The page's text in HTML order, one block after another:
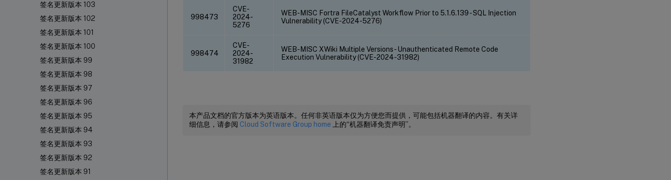
签名更新版本 103
签名更新版本 102
签名更新版本 101
签名更新版本 100
签名更新版本 99
签名更新版本 98
签名更新版本 97
签名更新版本 96
签名更新版本 95
签名更新版本 94
签名更新版本 93
签名更新版本 92
签名更新版本 91
998473
CVE-
2024-
5276
WEB-MISC Fortra FileCatalyst Workflow Prior to 5.1.6.139 - SQL Injection
Vulnerability (CVE-2024-5276)
998474
CVE-
2024-
31982
WEB-MISC XWiki Multiple Versions - Unauthenticated Remote Code
Execution Vulnerability (CVE-2024-31982)
本产品文档的官方版本为英语版本。任何非英语版本仅为方便您而提供，可能包括机器翻译的内容。有关详
细信息，请参阅 Cloud Software Group home 上的“机器翻译免责声明”。